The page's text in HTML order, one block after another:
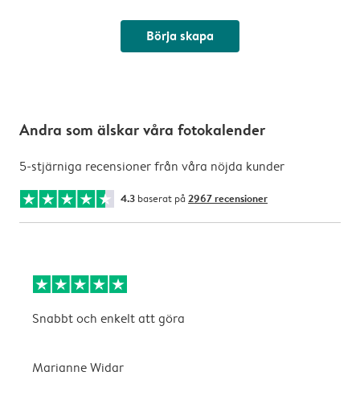
Börja skapa
Andra som älskar våra fotokalender
5-stjärniga recensioner från våra nöjda kunder
4.3 baserat på 2967 recensioner
Snabbt och enkelt att göra
Marianne Widar